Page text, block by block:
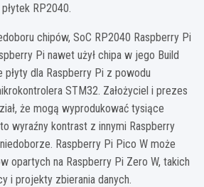
RP2040.
chipów, SoC RP2040 Raspberry Pi
Pi nawet użył chipa w jego Build
płyty dla Raspberry Pi z powodu
STM32. Założyciel i prezes
że mogą wyprodukować tysiące
wyraźny kontrast z innymi Raspberry
Raspberry Pi Pico W może
opartych na Raspberry Pi Zero W, takich
i projekty zbierania danych.